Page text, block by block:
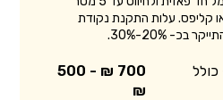
קליפס. עלות התקנת נקודת
20%-30%.
700 ₪ - 500
₪